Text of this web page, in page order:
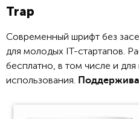
Trap
Современный шрифт без
для молодых IT-стартапов.
бесплатно, в том числе и
использования.